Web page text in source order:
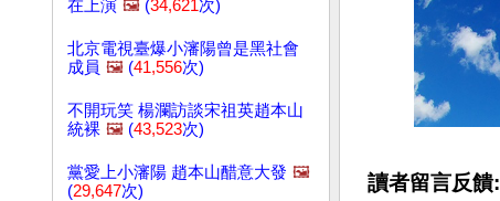
在上演 🖼️ (34,621次)
北京電視臺爆小瀋陽曾是黑社會
成員 🖼️ (41,556次)
不開玩笑 楊瀾訪談宋祖英趙本山
統裸 🖼️ (43,523次)
黨愛上小瀋陽 趙本山醋意大發 🖼️
(29,647次)
讀者留言反饋: